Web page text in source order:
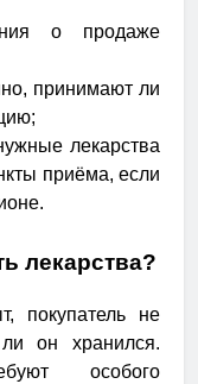
о продаже
принимают ли
лекарства
приёма, если
лекарства?
покупатель не
он хранился.
особого